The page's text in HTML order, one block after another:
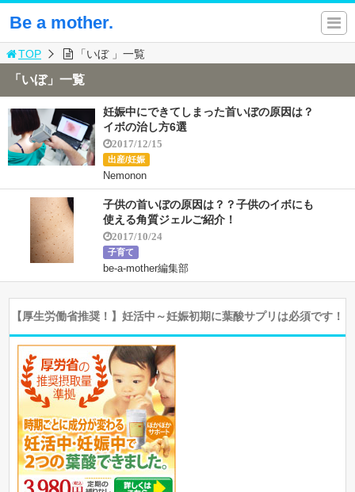
Be a mother.
TOP 「いぼ 」一覧
「いぼ」一覧
妊娠中にできてしまった首いぼの原因は？
イボの治し方6選
2017/12/15
出産/妊娠
Nemonon
子供の首いぼの原因は？？子供のイボにも
使える角質ジェルご紹介！
2017/10/24
子育て
be-a-mother編集部
【厚生労働省推奨！】妊活中～妊娠初期に葉酸サプリは必須です！